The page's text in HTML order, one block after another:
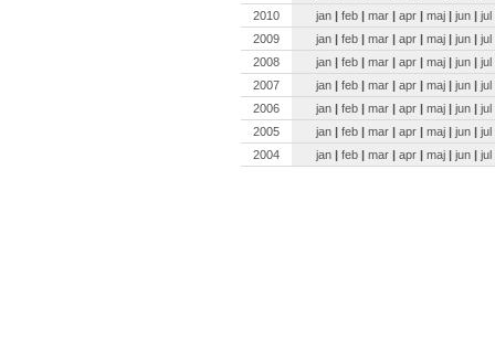
2010
jan | feb | mar | apr | maj | jun | jul
2009
jan | feb | mar | apr | maj | jun | jul
2008
jan | feb | mar | apr | maj | jun | jul
2007
jan | feb | mar | apr | maj | jun | jul
2006
jan | feb | mar | apr | maj | jun | jul
2005
jan | feb | mar | apr | maj | jun | jul
2004
jan | feb | mar | apr | maj | jun | jul